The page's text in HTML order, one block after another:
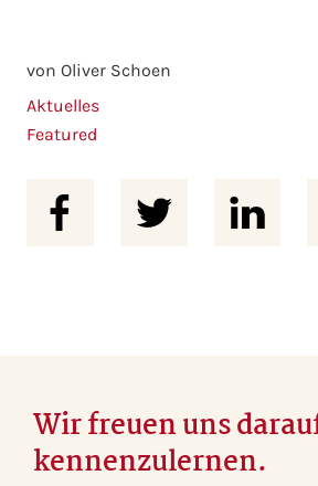
von Oliver Schoen
Aktuelles
Featured
Wir freuen uns
kennenzulernen.